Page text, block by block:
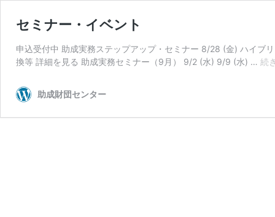
セミナー・イベント
申込受付中 助成実務ステップアップ・セミナー 8/28 (金) ハイブ
換等 詳細を見る 助成実務セミナー（9月） 9/2 (水) 9/9 (水) … 続
助成財団センター